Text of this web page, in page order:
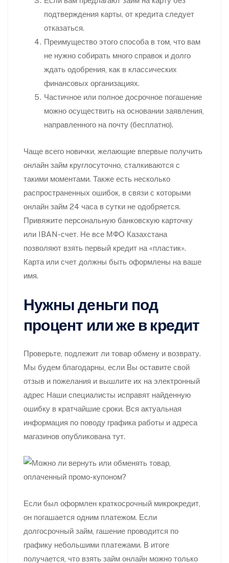
подтверждения карты, от кредита следует
отказаться.
Преимущество этого способа в том, что вам
не нужно собирать много справок и долго
ждать одобрения, как в классических
финансовых организациях.
Частичное или полное досрочное погашение
можно осуществить на основании заявления,
направленного на почту (бесплатно).
Чаще всего новички, желающие впервые получить
онлайн займ круглосуточно, сталкиваются с
такими моментами. Также есть несколько
распространенных ошибок, в связи с которыми
онлайн займ 24 часа в сутки не одобряется.
Привяжите персональную банковскую карточку
или IBAN-счет. Не все МФО Казахстана
позволяют взять первый кредит на «пластик».
Карта или счет должны быть оформлены на ваше
имя.
Нужны деньги под
процент или же в кредит
Проверьте, подлежит ли товар обмену и возврату.
Мы будем благодарны, если Вы оставите свой
отзыв и пожелания и вышлите их на электронный
адрес Наши специалисты исправят найденную
ошибку в кратчайшие сроки. Вся актуальная
информация по поводу графика работы и адреса
магазинов опубликована тут.
Если был оформлен краткосрочный микрокредит,
он погашается одним платежом. Если
долгосрочный займ, гашение проводится по
графику небольшими платежами. В итоге
получается, что взять займ онлайн можно только